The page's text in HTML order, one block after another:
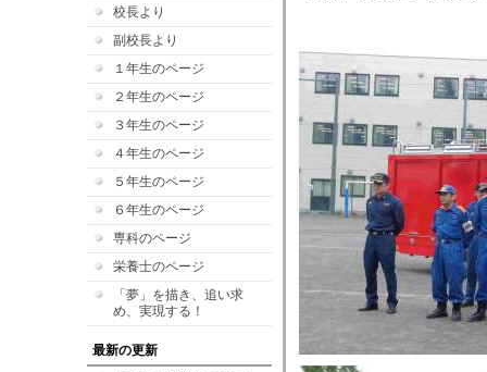
校長より
副校長より
１年生のページ
２年生のページ
３年生のページ
４年生のページ
５年生のページ
６年生のページ
専科のページ
栄養士のページ
「夢」を描き、追い求
め、実現する！
最新の更新